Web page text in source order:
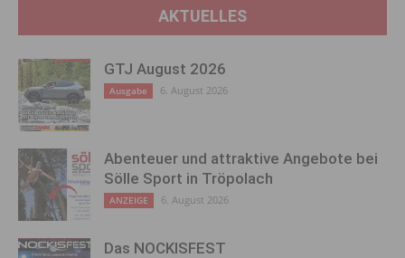
AKTUELLES
GTJ August 2026
Ausgabe 6. August 2026
Abenteuer und attraktive Angebote bei
Sölle Sport in Tröpolach
ANZEIGE 6. August 2026
Das NOCKISFEST